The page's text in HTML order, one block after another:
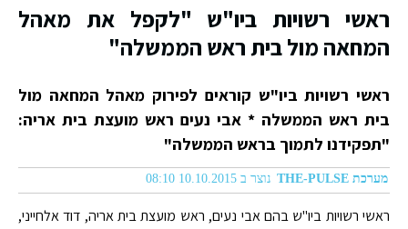
ראשי רשויות ביו"ש "לקפל את מאהל
המחאה מול בית ראש הממשלה"
ראשי רשויות ביו"ש קוראים לפירוק מאהל המחאה מול
בית ראש הממשלה * אבי נעים ראש מועצת בית אריה:
"תפקידנו לתמוך בראש הממשלה"
מערכת THE-PULSE נוצר ב 10.10.2015 08:10
ראשי רשויות ביו"ש בהם אבי נעים, ראש מועצת בית אריה, דוד אלחייני,